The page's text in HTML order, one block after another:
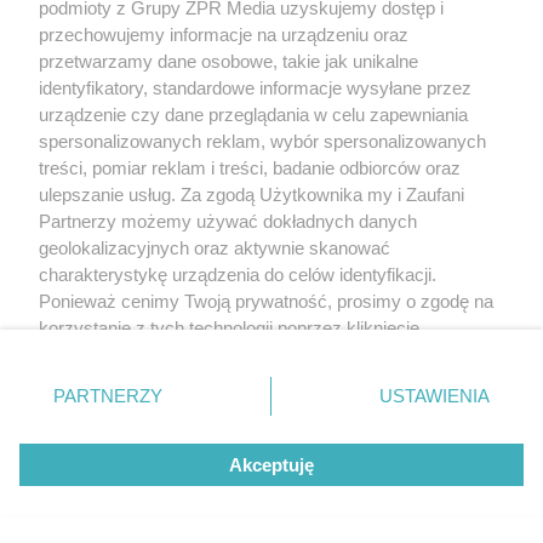
Żaden utwór zamieszczony w serwisie nie może być powielany i
rozpowszechniany lub dalej rozpowszechniany w jakikolwiek sposób
(w tym także elektroniczny lub mechaniczny) na jakimkolwiek polu
eksploatacji w jakiejkolwiek formie, włącznie z umieszczaniem w
Internecie bez pisemnej zgody właściciela praw. Jakiekolwiek użycie
może być ścigane prawnie.
podmioty z Grupy ZPR Media uzyskujemy dostęp i
przechowujemy informacje na urządzeniu oraz
przetwarzamy dane osobowe, takie jak unikalne
identyfikatory, standardowe informacje wysyłane przez
urządzenie czy dane przeglądania w celu zapewniania
spersonalizowanych reklam, wybór spersonalizowanych
treści, pomiar reklam i treści, badanie odbiorców oraz
ulepszanie usług. Za zgodą Użytkownika my i Zaufani
Partnerzy możemy używać dokładnych danych
geolokalizacyjnych oraz aktywnie skanować
charakterystykę urządzenia do celów identyfikacji.
Ponieważ cenimy Twoją prywatność, prosimy o zgodę na
korzystanie z tych technologii poprzez kliknięcie
zmienić/wycofać klikając przycisk ustawień prywatności
znajdujący się w lewym dolnym rogu strony
rodzaje przetwarzania danych nie wymagają zgody
użytkownika, ale masz prawo sprzeciwić się takiemu
przetwarzaniu. Preferencje będą miały zastosowanie tylko
PARTNERZY USTAWIENIA
Akceptuję